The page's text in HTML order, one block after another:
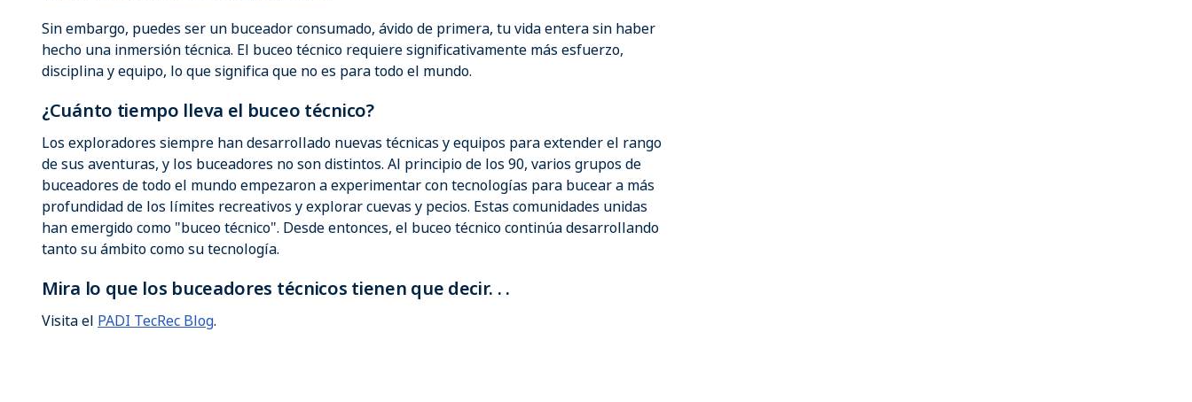
Sin embargo, puedes ser un buceador consumado, ávido de primera, tu vida entera sin haber
hecho una inmersión técnica. El buceo técnico requiere significativamente más esfuerzo,
disciplina y equipo, lo que significa que no es para todo el mundo.
¿Cuánto tiempo lleva el buceo técnico?
Los exploradores siempre han desarrollado nuevas técnicas y equipos para extender el rango
de sus aventuras, y los buceadores no son distintos. Al principio de los 90, varios grupos de
buceadores de todo el mundo empezaron a experimentar con tecnologías para bucear a más
profundidad de los límites recreativos y explorar cuevas y pecios. Estas comunidades unidas
han emergido como "buceo técnico". Desde entonces, el buceo técnico continúa desarrollando
tanto su ámbito como su tecnología.
Mira lo que los buceadores técnicos tienen que decir. . .
Visita el PADI TecRec Blog.